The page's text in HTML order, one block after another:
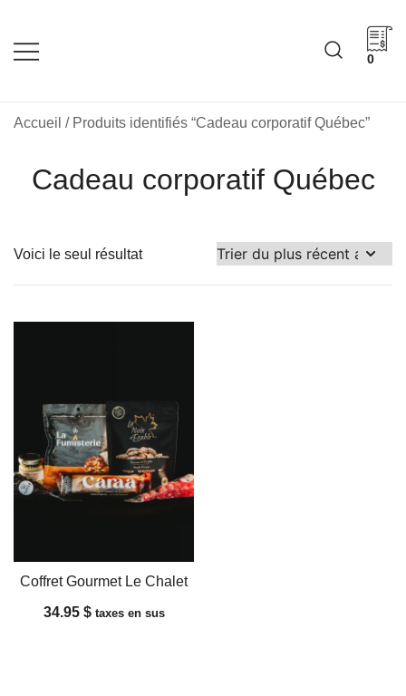
content
0
Accueil / Produits identifiés “Cadeau corporatif Québec”
Cadeau corporatif Québec
Voici le seul résultat
Coffret Gourmet Le Chalet
34.95 $ taxes en sus